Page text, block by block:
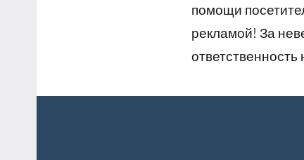
помощи
рекламой! За
ответственность